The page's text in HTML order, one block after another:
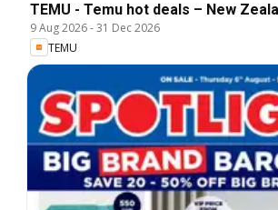
TEMU - Temu hot deals – New
9 Aug 2026-31 Dec 2026
TEMU